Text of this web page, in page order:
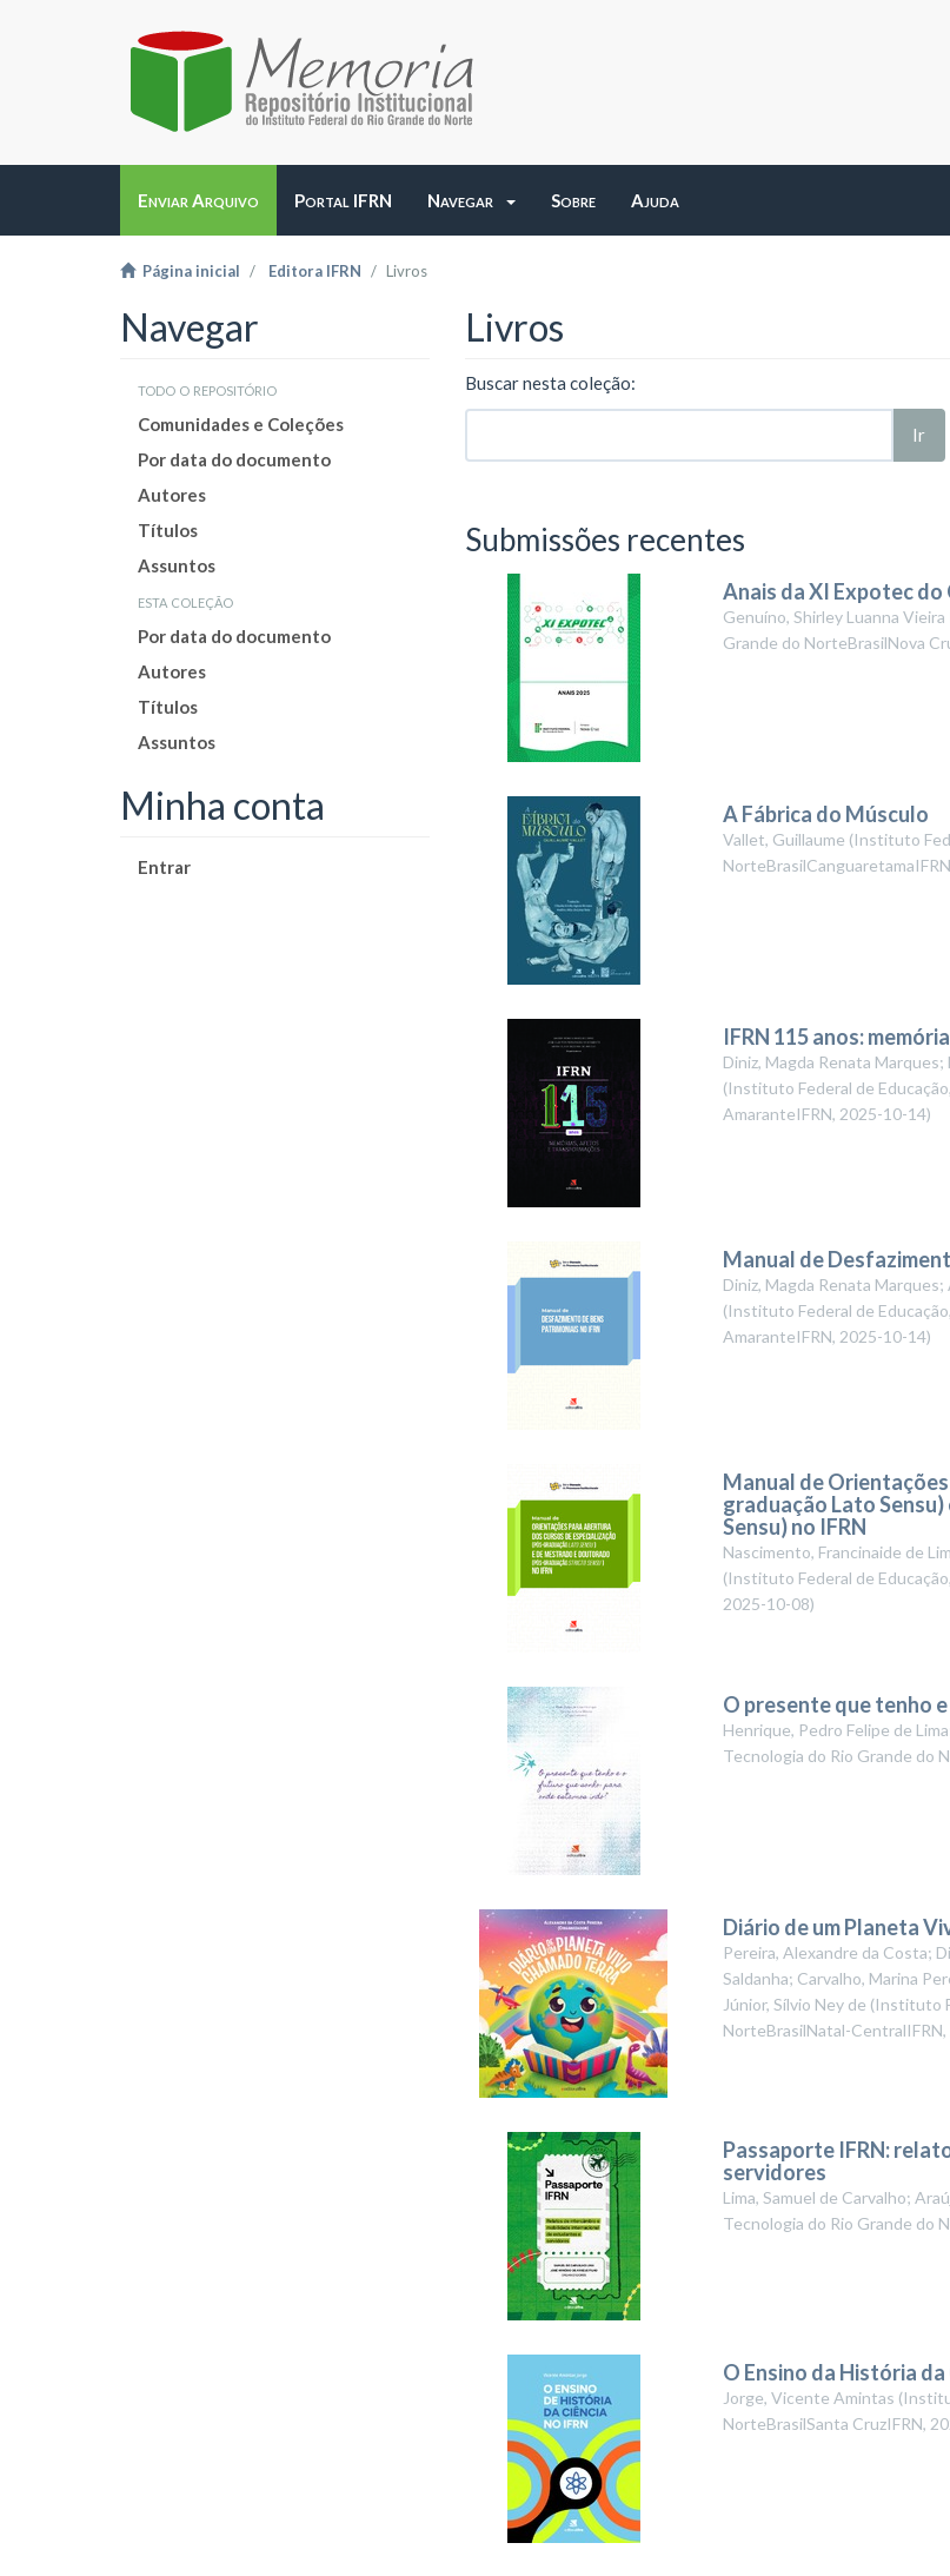
Enviar Arquivo Portal IFRN Navegar Sobre Ajuda
Página inicial Editora IFRN Livros
Navegar
todo o repositório
Comunidades e Coleções
Por data do documento
Autores
Títulos
Assuntos
esta coleção
Por data do documento
Autores
Títulos
Assuntos
Minha conta
Entrar
Livros
Buscar nesta coleção:
Ir
Submissões recentes
Anais da XI Expotec do
Genuíno, Shirley Luanna
Grande do NorteBrasilNova
A Fábrica do Músculo
Vallet, Guillaume (Instituto
NorteBrasilCanguaretamaIFRN
IFRN 115 anos:
Diniz, Magda Renata
(Instituto Federal de
AmaranteIFRN, 2025-10-14)
Manual de
Diniz, Magda Renata
(Instituto Federal de
AmaranteIFRN, 2025-10-14)
Manual de
graduação Lato
Sensu) no IFRN
Nascimento, Francinaide de
(Instituto Federal de
2025-10-08)
O presente que tenho
Henrique, Pedro Felipe de
Tecnologia do Rio Grande do
Diário de um Planeta
Pereira, Alexandre da Costa;
Saldanha; Carvalho, Marina
Júnior, Sílvio Ney de (Instituto
NorteBrasilNatal-CentralIFRN,
Passaporte IFRN:
servidores
Lima, Samuel de Carvalho;
Tecnologia do Rio Grande do
O Ensino da História da
Jorge, Vicente Amintas (
NorteBrasilSanta CruzIFRN,